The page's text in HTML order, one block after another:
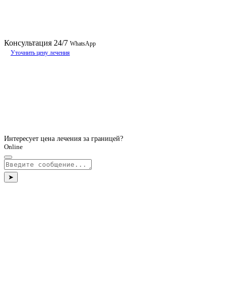
Консультация 24/7 WhatsApp
Уточнить цену лечения
Интересует цена лечения за границей?
Online
➤